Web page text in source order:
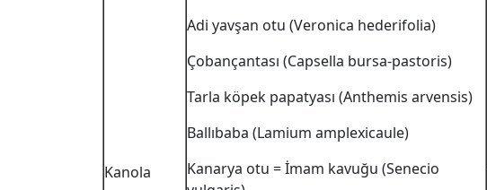
Kanola
Adi yavşan otu (Veronica hederifolia)
Çobançantası (Capsella bursa-pastoris)
Tarla köpek papatyası (Anthemis arvensis)
Ballıbaba (Lamium amplexicaule)
Kanarya otu = İmam kavuğu (Senecio